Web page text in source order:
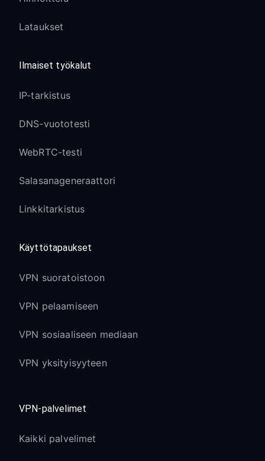
Lataukset
Ilmaiset työkalut
IP-tarkistus
DNS-vuototesti
WebRTC-testi
Salasanageneraattori
Linkkitarkistus
Käyttötapaukset
VPN suoratoistoon
VPN pelaamiseen
VPN sosiaaliseen mediaan
VPN yksityisyyteen
VPN-palvelimet
Kaikki palvelimet